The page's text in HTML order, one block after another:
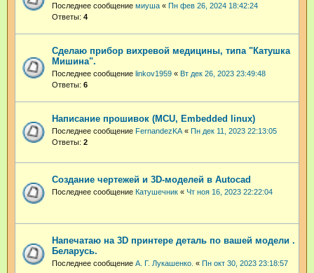
Последнее сообщение миуша « Пн фев 26, 2024 18:42:24
Ответы: 4
Сделаю прибор вихревой медицины, типа "Катушка
Мишина".
Последнее сообщение linkov1959 « Вт дек 26, 2023 23:49:48
Ответы: 6
Написание прошивок (MCU, Embedded linux)
Последнее сообщение FernandezKA« Пн дек 11, 2023 22:13:05
Ответы: 2
Создание чертежей и 3D-моделей в Autocad
Последнее сообщение Катушечник « Чт ноя 16, 2023 22:22:04
Напечатаю на 3D принтере деталь по вашей модели .
Беларусь.
Последнее сообщение А. Г. Лукашенко. « Пн окт 30, 2023 23:18:57